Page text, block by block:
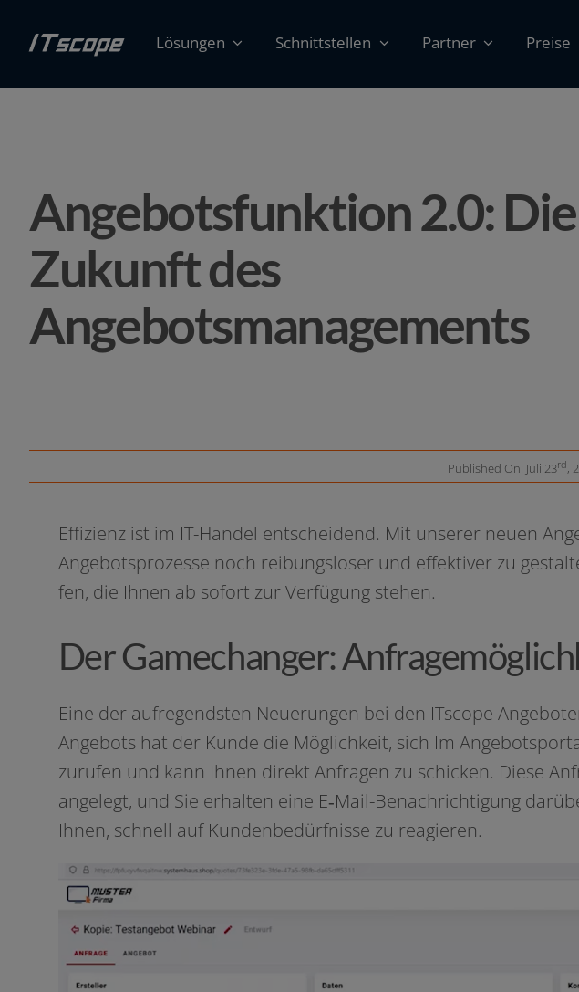
Inhalt
Lösungen Schnittstellen Partner Preise
Angebotsfunktion 2.0: Die
Zukunft des
Angebotsmanagements
Published On: Juli 23rd,
Effizienz ist im IT-Handel ent­schei­dend. Mit unse­rer neu­en
Angebotsprozesse noch rei­bungs­lo­ser und effek­ti­ver zu
fen, die Ihnen ab sofort zur Verfügung stehen.
Der Gamechanger:
Eine der auf­re­gends­ten Neuerungen bei den ITscope
Angebots hat der Kunde die Möglichkeit, sich Im
zu­ru­fen und kann Ihnen direkt Anfragen zu schi­cken. Diese
ange­legt, und Sie erhal­ten eine E‑Mail-Benachrichtigung
Ihnen, schnell auf Kundenbedürfnisse zu reagieren.